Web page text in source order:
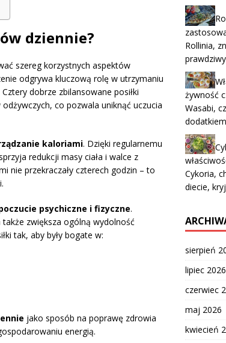
dziennie?
szereg korzystnych aspektów
odgrywa kluczową rolę w utrzymaniu
dobrze zbilansowane posiłki
co pozwala uniknąć uczucia
kaloriami. Dzięki regularnemu
redukcji masy ciała i walce z
nie przekraczały czterech godzin – to
psychiczne i fizyczne.
zwiększa ogólną wydolność
tak, aby były bogate w:
jako sposób na poprawę zdrowia
energią.
Rollinia,
żywność
Wasabi,
Cykoria,
diecie,
sierpień
lipiec 2026
czerwiec
maj 2026
kwiecień